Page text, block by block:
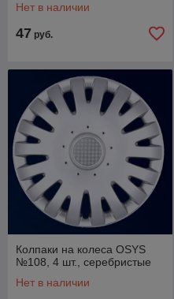
Нет в наличии
47 руб.
Колпаки на колеса OSYS
№108, 4 шт., серебристые
Нет в наличии